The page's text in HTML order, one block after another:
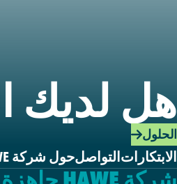
هل لديك
الحلول
الابتكاراتالتواصلحول شركة HAWE